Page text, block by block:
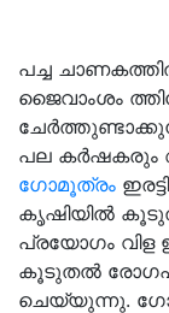
പച്ച
ജൈവാംശം
പല കർഷകരും
ഗോമൂത്രം
കൃഷിയിൽ
പ്രയോഗം വിള
കൂടുതൽ
ചെയ്യുന്നു.